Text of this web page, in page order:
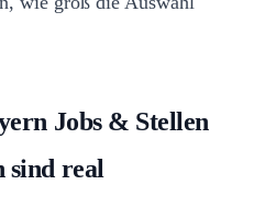
Jobs & Stellen
sind real